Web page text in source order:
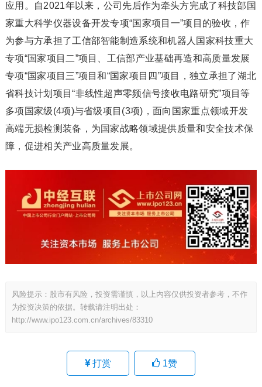
应用。自2021年以来，公司先后作为牵头方完成了科技部国
家重大科学仪器设备开发专项“国家项目一”项目的验收，作
为参与方承担了工信部智能制造系统和机器人国家科技重大
专项“国家项目二”项目、工信部产业基础再造和高质量发展
专项“国家项目三”项目和“国家项目四”项目，独立承担了湖北
省科技计划项目“非线性超声零频信号接收电路研究”项目等
多项国家级(4项)与省级项目(3项)，面向国家重点领域开发
高端无损检测装备，为国家战略领域提供质量和安全技术保
障，促进相关产业高质量发展。
风险提示：股市有风险，投资需谨慎，以上内容仅供投资者参考，不作
为投资决策的依据。转载请注明出处：
http://www.ipo123.com.cn/archives/83310
打赏 1赞